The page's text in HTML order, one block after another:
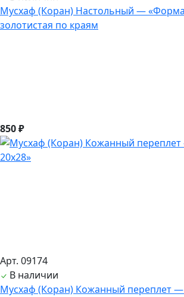
Мусхаф (Коран) Настольный —
золотистая по краям
850 ₽
Арт. 09174
В наличии
Мусхаф (Коран) Кожанный переплет